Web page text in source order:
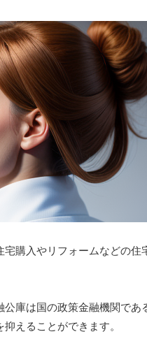
購入やリフォームなどの
庫は国の政策金融機関で
えることができます。